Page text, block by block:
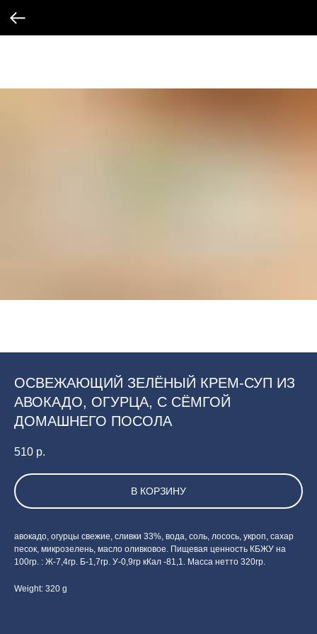
ОСВЕЖАЮЩИЙ ЗЕЛЁНЫЙ КРЕМ-СУП ИЗ
АВОКАДО, ОГУРЦА, С СЁМГОЙ
ДОМАШНЕГО ПОСОЛА
510 р.
В КОРЗИНУ
авокадо, огурцы свежие, сливки 33%, вода, соль, лосось, укроп, сахар
песок, микрозелень, масло оливковое. Пищевая ценность КБЖУ на
100гр. : Ж-7,4гр. Б-1,7гр. У-0,9гр кКал -81,1. Масса нетто 320гр.
Weight: 320 g